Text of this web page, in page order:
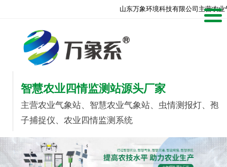
山东万象环境科技有限公司主营农
智慧农业四情监测站源头厂家
主营农业气象站、智慧农业气象站、虫情测报灯、孢
子捕捉仪、农业四情监测系统